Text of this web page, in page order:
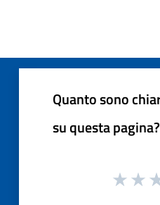
Quanto sono
su questa pagina?